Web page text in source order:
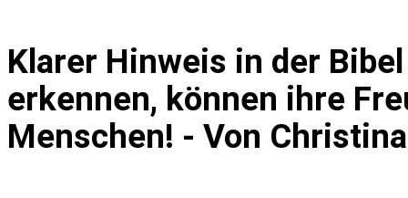
Klarer Hinweis in der
erkennen, können ihre
Menschen! - Von